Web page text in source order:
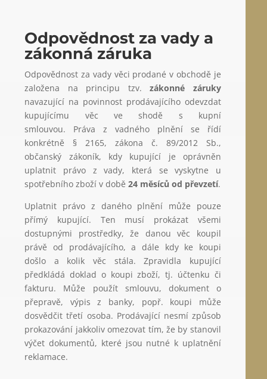
Odpovědnost za vady a
zákonná záruka
Odpovědnost za vady věci prodané v obchodě je
založena na principu tzv.zákonné záruky
navazující na povinnost prodávajícího odevzdat
kupujícímu věc ve shodě s kupní
smlouvou. Práva z vadného plnění se řídí
konkrétně § 2165, zákona č. 89/2012 Sb.,
občanský zákoník, kdy kupující je oprávněn
uplatnit právo z vady, která se vyskytne u
spotřebního zboží v době24 měsíců od převzetí.
Uplatnit právo z daného plnění může pouze
přímý kupující. Ten musí prokázat všemi
dostupnými prostředky, že danou věc koupil
právě od prodávajícího, a dále kdy ke koupi
došlo a kolik věc stála. Zpravidla kupující
předkládá doklad o koupi zboží, tj. účtenku či
fakturu. Může použít smlouvu, dokument o
přepravě, výpis z banky, popř. koupi může
dosvědčit třetí osoba. Prodávající nesmí způsob
prokazování jakkoliv omezovat tím, že by stanovil
výčet dokumentů, které jsou nutné k uplatnění
reklamace.